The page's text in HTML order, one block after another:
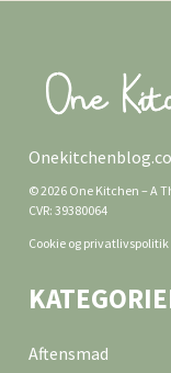
© 2026 One Kitchen – A
CVR: 39380064
Cookie og privatlivspolitik
Aftensmad